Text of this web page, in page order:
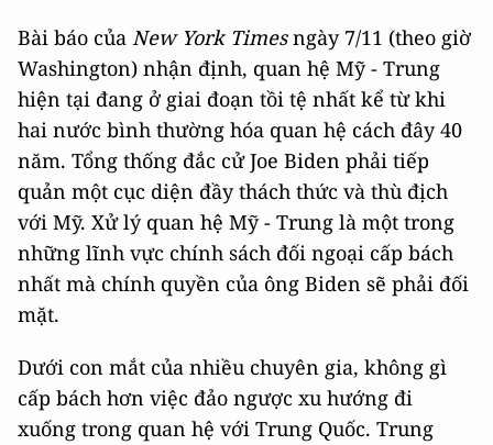
Bài báo của New York Timesngày 7/11 (theo giờ
Washington) nhận định, quan hệ Mỹ - Trung
hiện tại đang ở giai đoạn tồi tệ nhất kể từ khi
hai nước bình thường hóa quan hệ cách đây 40
năm. Tổng thống đắc cử Joe Biden phải tiếp
quản một cục diện đầy thách thức và thù địch
với Mỹ. Xử lý quan hệ Mỹ - Trung là một trong
những lĩnh vực chính sách đối ngoại cấp bách
nhất mà chính quyền của ông Biden sẽ phải đối
mặt.
Dưới con mắt của nhiều chuyên gia, không gì
cấp bách hơn việc đảo ngược xu hướng đi
xuống trong quan hệ với Trung Quốc. Trung